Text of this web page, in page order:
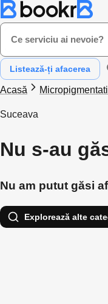
Ce serviciu ai nevoie?
Listează-ți afacerea
Acasă
Suceava
Nu s-au
Nu am putut găsi
Explorează alte